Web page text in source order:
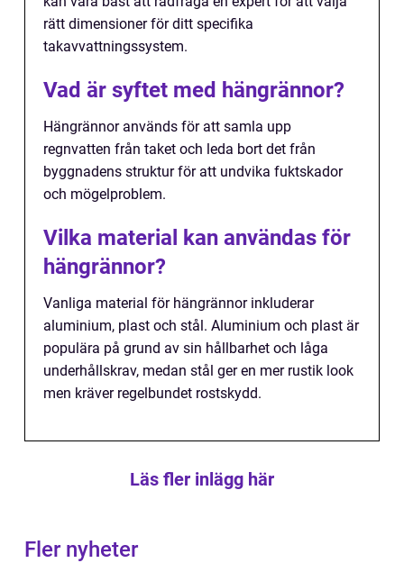
rätt dimensioner för ditt specifika
takavvattningssystem.
Vad är syftet med hängrännor?
Hängrännor används för att samla upp
regnvatten från taket och leda bort det från
byggnadens struktur för att undvika fuktskador
och mögelproblem.
Vilka material kan användas för
hängrännor?
Vanliga material för hängrännor inkluderar
aluminium, plast och stål. Aluminium och plast är
populära på grund av sin hållbarhet och låga
underhållskrav, medan stål ger en mer rustik look
men kräver regelbundet rostskydd.
Läs fler inlägg här
Fler nyheter